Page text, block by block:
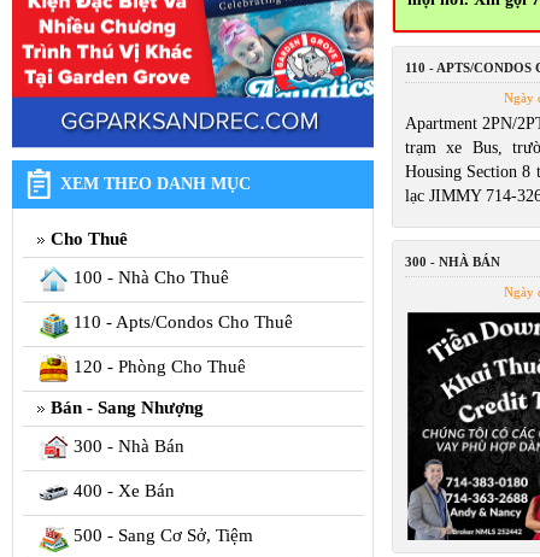
XEM THEO DANH MỤC
Cho Thuê
100 - Nhà Cho Thuê
110 - Apts/Condos Cho Thuê
120 - Phòng Cho Thuê
Bán - Sang Nhượng
300 - Nhà Bán
400 - Xe Bán
500 - Sang Cơ Sở, Tiệm
110 - APTS/CONDOS
Ngày
Apartment 2PN/
trạm xe Bus,
Housing Section
lạc JIMMY 714-
300 - NHÀ BÁN
Ngày